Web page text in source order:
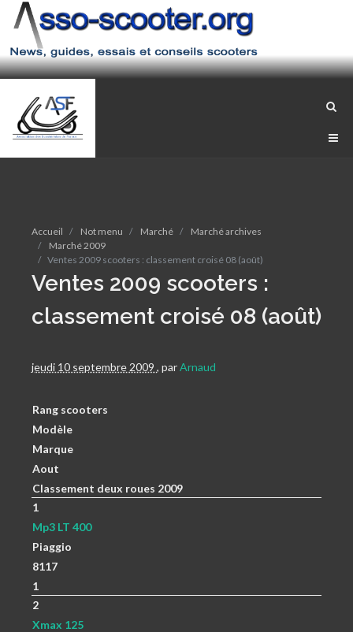
Accueil Not menu Marché
Marché archives
Marché 2009
Ventes 2009 scooters : classement croisé 08 (août)
Ventes 2009 scooters :
classement croisé 08 (août)
jeudi 10 septembre 2009 , parArnaud
Rang scooters
Modèle
Marque
Aout
Classement deux roues 2009
1
Mp3 LT 400
Piaggio
8117
1
2
Xmax 125